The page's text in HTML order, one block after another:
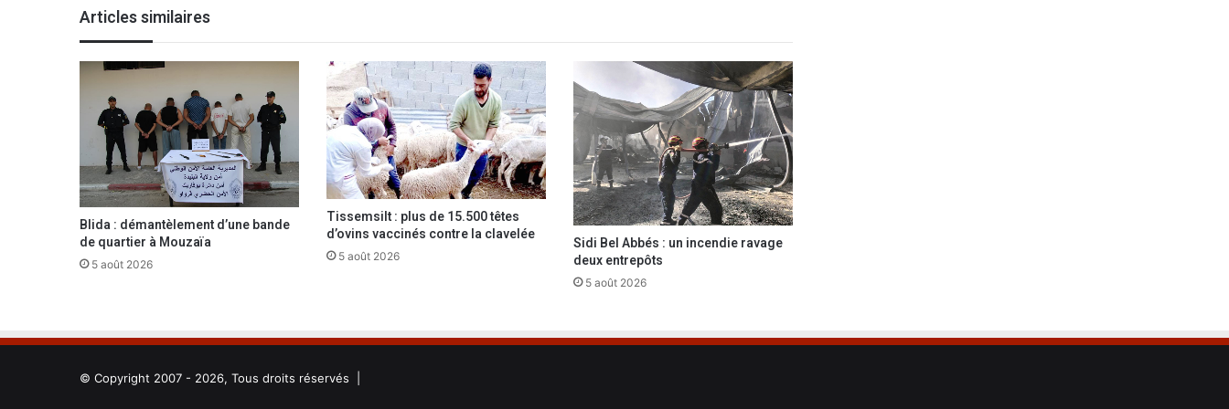
e
n
t
c
h
a
5
h
a
r
a
g
a
s
à
O
Articles similaires
Blida : démantèlement d’une bande
de quartier à Mouzaïa
5 août 2026
Tissemsilt : plus de 15.500 têtes
d’ovins vaccinés contre la clavelée
5 août 2026
Sidi Bel Abbés : un incendie ravage
deux entrepôts
5 août 2026
© Copyright 2007 - 2026, Tous droits réservés |